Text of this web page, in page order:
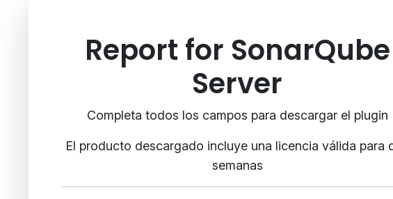
Report for SonarQube
Server
Completa todos los campos para descargar el plugin
El producto descargado incluye una licencia válida para
semanas